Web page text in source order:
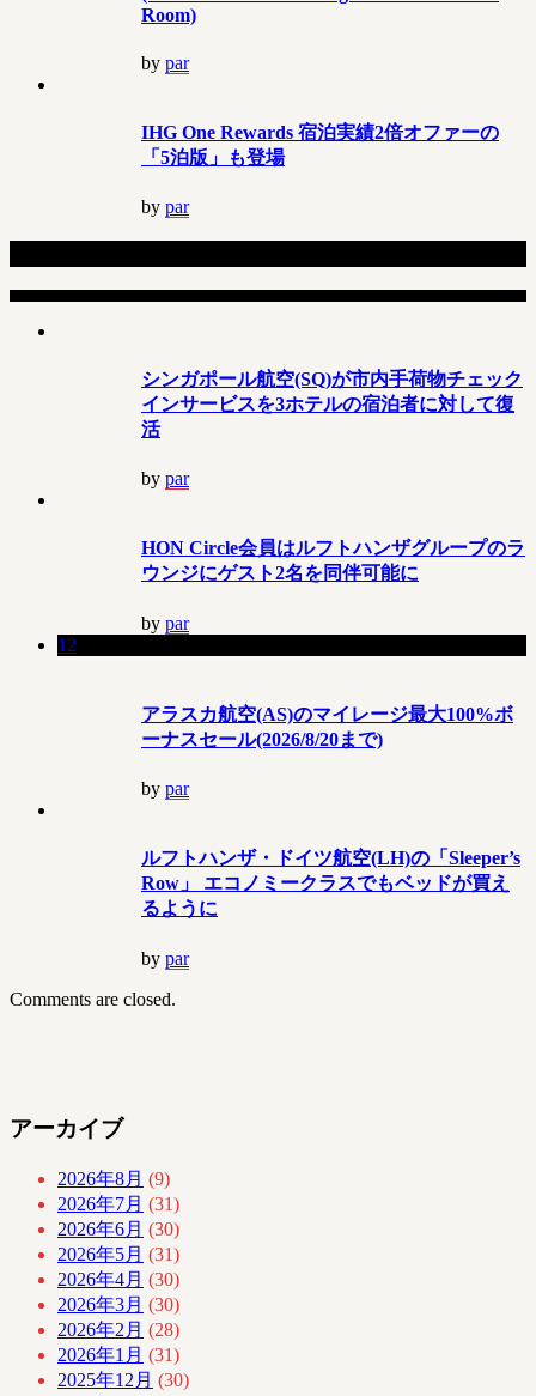
Room)
by par
IHG One Rewards 宿泊実績2倍オファーの
「5泊版」も登場
by par
シンガポール航空(SQ)が市内手荷物チェック
インサービスを3ホテルの宿泊者に対して復
活
by par
HON Circle会員はルフトハンザグループのラ
ウンジにゲスト2名を同伴可能に
by par
12
アラスカ航空(AS)のマイレージ最大100%ボ
ーナスセール(2026/8/20まで)
by par
ルフトハンザ・ドイツ航空(LH)の「Sleeper’s
Row」 エコノミークラスでもベッドが買え
るように
by par
Comments are closed.
アーカイブ
2026年8月 (9)
2026年7月 (31)
2026年6月 (30)
2026年5月 (31)
2026年4月 (30)
2026年3月 (30)
2026年2月 (28)
2026年1月 (31)
2025年12月 (30)